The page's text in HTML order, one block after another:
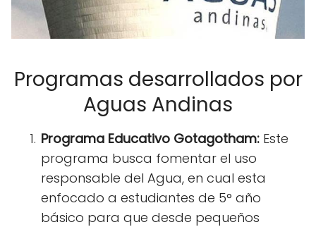
Programas desarrollados por
Aguas Andinas
Programa Educativo Gotagotham: Este
programa busca fomentar el uso
responsable del Agua, en cual esta
enfocado a estudiantes de 5° año
básico para que desde pequeños